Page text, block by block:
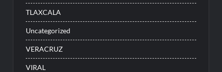
TLAXCALA
Uncategorized
VERACRUZ
VIRAL